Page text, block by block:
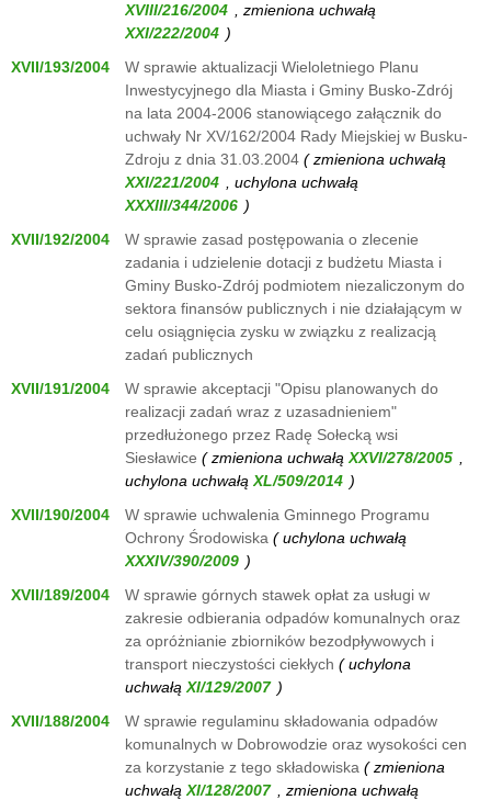
, zmieniona uchwałą
)
XVII/193/2004
W sprawie aktualizacji Wieloletniego Planu
Inwestycyjnego dla Miasta i Gminy Busko-Zdrój
na lata 2004-2006 stanowiącego załącznik do
uchwały Nr XV/162/2004 Rady Miejskiej w Busku-
Zdroju z dnia 31.03.2004 ( zmieniona uchwałą
, uchylona uchwałą
)
XVII/192/2004
W sprawie zasad postępowania o zlecenie
zadania i udzielenie dotacji z budżetu Miasta i
Gminy Busko-Zdrój podmiotem niezaliczonym do
sektora finansów publicznych i nie działającym w
celu osiągnięcia zysku w związku z realizacją
zadań publicznych
XVII/191/2004
W sprawie akceptacji "Opisu planowanych do
realizacji zadań wraz z uzasadnieniem"
przedłużonego przez Radę Sołecką wsi
Siesławice ( zmieniona uchwałą
uchylona uchwałą
)
XVII/190/2004
W sprawie uchwalenia Gminnego Programu
Ochrony Środowiska ( uchylona uchwałą
)
XVII/189/2004
W sprawie górnych stawek opłat za usługi w
zakresie odbierania odpadów komunalnych oraz
za opróżnianie zbiorników bezodpływowych i
transport nieczystości ciekłych ( uchylona
uchwałą
)
XVII/188/2004
W sprawie regulaminu składowania odpadów
komunalnych w Dobrowodzie oraz wysokości cen
za korzystanie z tego składowiska ( zmieniona
uchwałą
, zmieniona uchwałą